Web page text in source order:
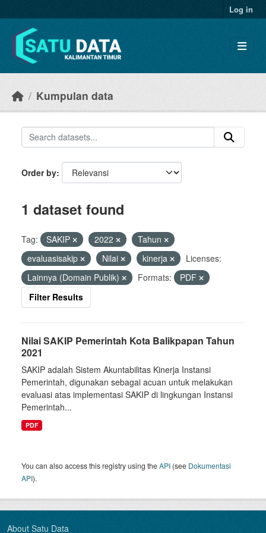
Log in
Kumpulan data
Order by
1 dataset found
Tag: SAKIP 2022
Tahun
evaluasisakip
Nilai kinerja
Licenses:
Lainnya (Domain Publik)
Formats:
PDF
Filter Results
Nilai SAKIP Pemerintah Kota Balikpapan Tahun
2021
SAKIP adalah Sistem Akuntabilitas Kinerja Instansi
Pemerintah, digunakan sebagai acuan untuk melakukan
evaluasi atas implementasi SAKIP di lingkungan Instansi
Pemerintah...
PDF
You can also access this registry using theAPI (see Dokumentasi
API).
About Satu Data